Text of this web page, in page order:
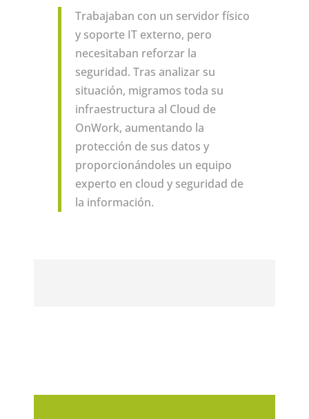
Trabajaban con un servidor físico
y soporte IT externo, pero
necesitaban reforzar la
seguridad. Tras analizar su
situación, migramos toda su
infraestructura al Cloud de
OnWork, aumentando la
protección de sus datos y
proporcionándoles un equipo
experto en cloud y seguridad de
la información.